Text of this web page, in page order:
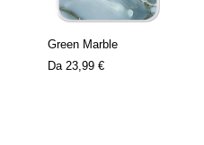
Green Marble
Da 23,99 €